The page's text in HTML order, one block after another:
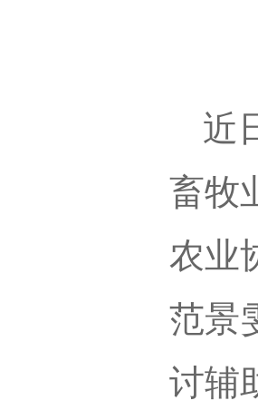
近
畜牧
农业
范景
讨辅